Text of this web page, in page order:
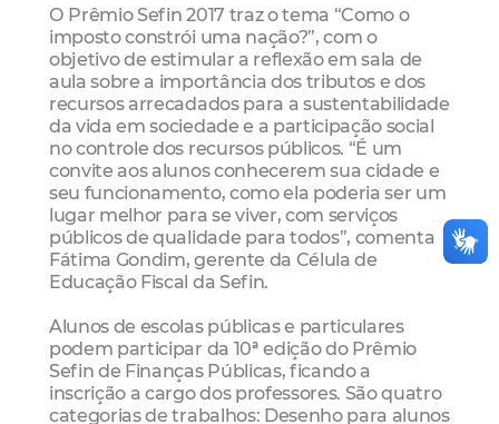
O Prêmio Sefin 2017 traz o tema “Como o
imposto constrói uma nação?”, com o
objetivo de estimular a reflexão em sala de
aula sobre a importância dos tributos e dos
recursos arrecadados para a sustentabilidade
da vida em sociedade e a participação social
no controle dos recursos públicos. “É um
convite aos alunos conhecerem sua cidade e
seu funcionamento, como ela poderia ser um
lugar melhor para se viver, com serviços
públicos de qualidade para todos”, comenta
Fátima Gondim, gerente da Célula de
Educação Fiscal da Sefin.
Alunos de escolas públicas e particulares
podem participar da 10ª edição do Prêmio
Sefin de Finanças Públicas, ficando a
inscrição a cargo dos professores. São quatro
categorias de trabalhos: Desenho para alunos